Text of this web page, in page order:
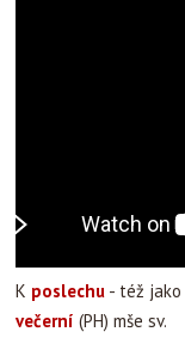
K poslechu - též jako
večerní (PH) mše sv.